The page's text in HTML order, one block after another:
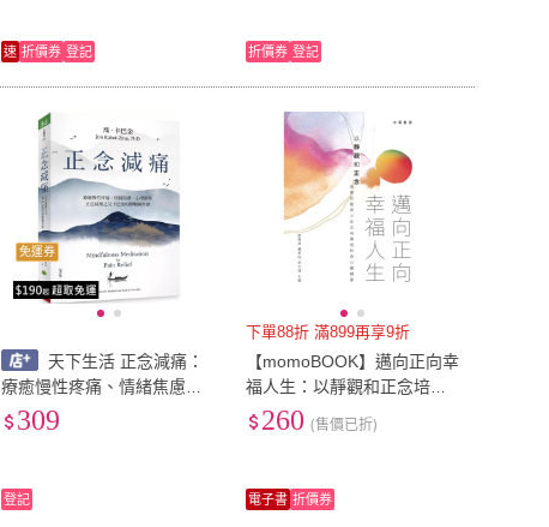
速 折價券 登記 折價券 登記
免運券
天下生活 正念減痛：
療癒慢性疼痛、情緒焦慮、
心理創傷，正念減壓之父卡
309
登記
下單88折 滿899再享9折
【momoBOOK】邁向正向幸
福人生：以靜觀和正念培育
兒童青少年正向價值和身心
靈健康(電子書)
260 (售價已折)
電子書 折價券